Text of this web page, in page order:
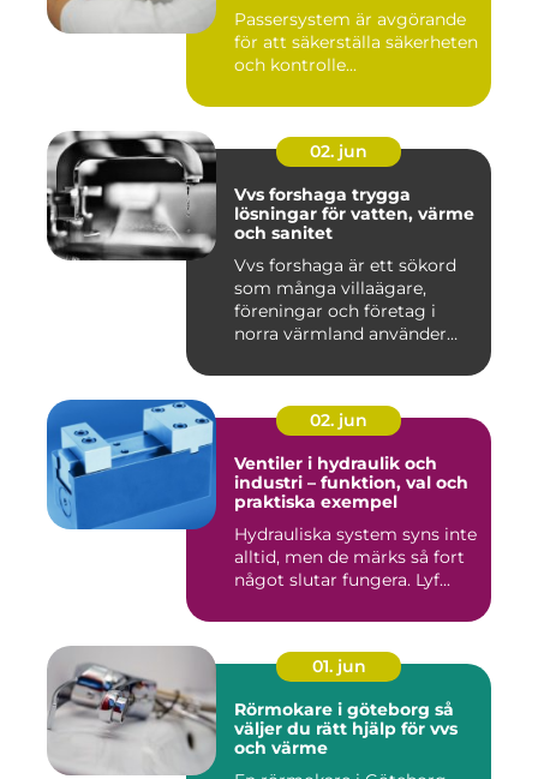
Passersystem är avgörande
för att säkerställa säkerheten
och kontrolle...
02. jun
Vvs forshaga trygga
lösningar för vatten, värme
och sanitet
Vvs forshaga är ett sökord
som många villaägare,
föreningar och företag i
norra värmland använder
02. jun
Ventiler i hydraulik och
industri – funktion, val och
praktiska exempel
Hydrauliska system syns inte
alltid, men de märks så fort
något slutar fungera. Lyf...
01. jun
Rörmokare i göteborg så
väljer du rätt hjälp för vvs
och värme